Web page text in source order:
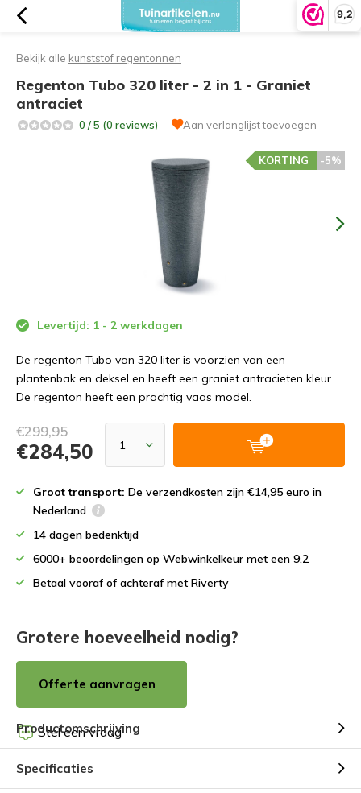
9,2
Bekijk alle kunststof regentonnen
Regenton Tubo 320 liter - 2 in 1 - Graniet
antraciet
0 / 5 (0 reviews) Aan verlanglijst toevoegen
-5%
KORTING
Levertijd: 1 - 2 werkdagen
De regenton Tubo van 320 liter is voorzien van een
plantenbak en deksel en heeft een graniet antracieten kleur.
De regenton heeft een prachtig vaas model.
€299,95
€284,50
Groot transport: De verzendkosten zijn €14,95 euro in
Nederland
14 dagen bedenktijd
6000+ beoordelingen op Webwinkelkeur met een 9,2
Betaal vooraf of achteraf met Riverty
Grotere hoeveelheid nodig?
Offerte aanvragen
Stel een vraag
Productomschrijving
Specificaties